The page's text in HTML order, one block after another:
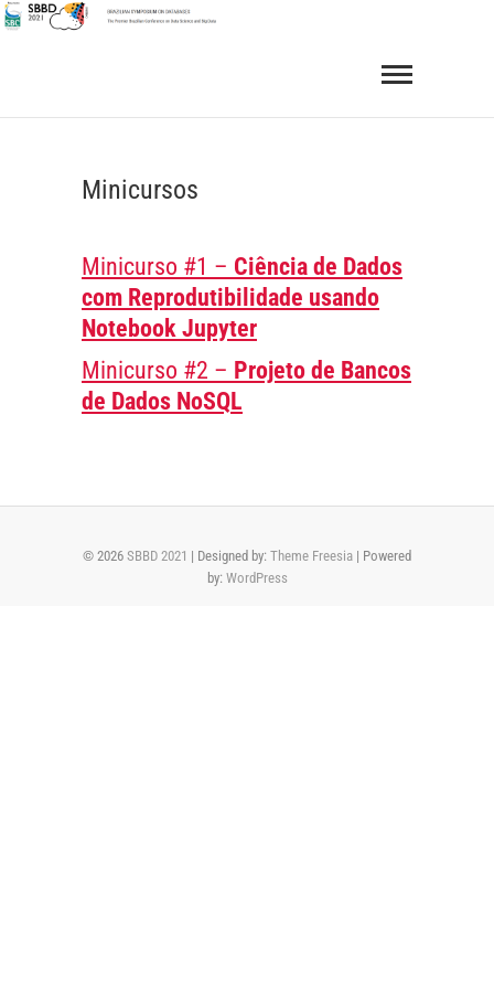
Skip
Minicursos
Minicurso #1 – Ciência de Dados
com Reprodutibilidade usando
Notebook Jupyter
Minicurso #2 – Projeto de Bancos
de Dados NoSQL
© 2026 SBBD 2021 | Designed by: Theme Freesia | Powered
by: WordPress